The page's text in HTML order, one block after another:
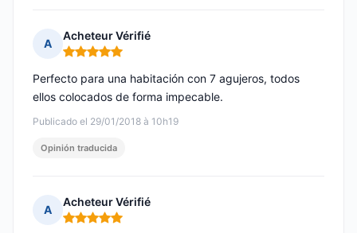
A
Acheteur Vérifié
Nota: 5 de 5
Publicado el 29/01/2018 à 10h19
Perfecto para una habitación con 7 agujeros, todos
ellos colocados de forma impecable.
Opinión traducida
A
Acheteur Vérifié
Nota: 5 de 5